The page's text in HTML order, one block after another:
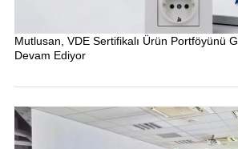
Mutlusan, VDE Sertifikalı Ürün Portföyünü
Devam Ediyor